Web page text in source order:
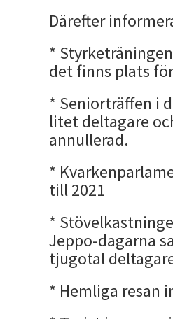
Därefter
*
det finns plats
* Seniorträffen i
litet deltagare
annullerad.
*
till 2021
*
Jeppo-dagarna
tjugotal
* Hemliga resan